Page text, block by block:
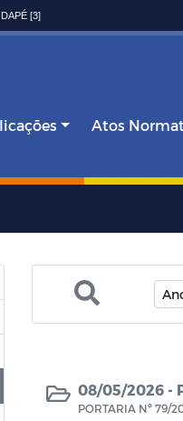
[3]
Atos
08/05/2026 -
PORTARIA Nº 79/